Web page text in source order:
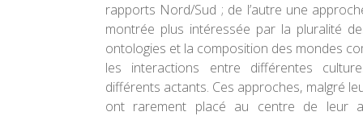
rapports Nord/Sud ; de l’autre une
montrée plus intéressée par la pluralité
ontologies et la composition des mondes
les interactions entre différentes
différents actants. Ces approches, malgré
ont rarement placé au centre de leur